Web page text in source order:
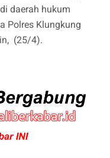
daerah hukum
Polres Klungkung
(25/4).